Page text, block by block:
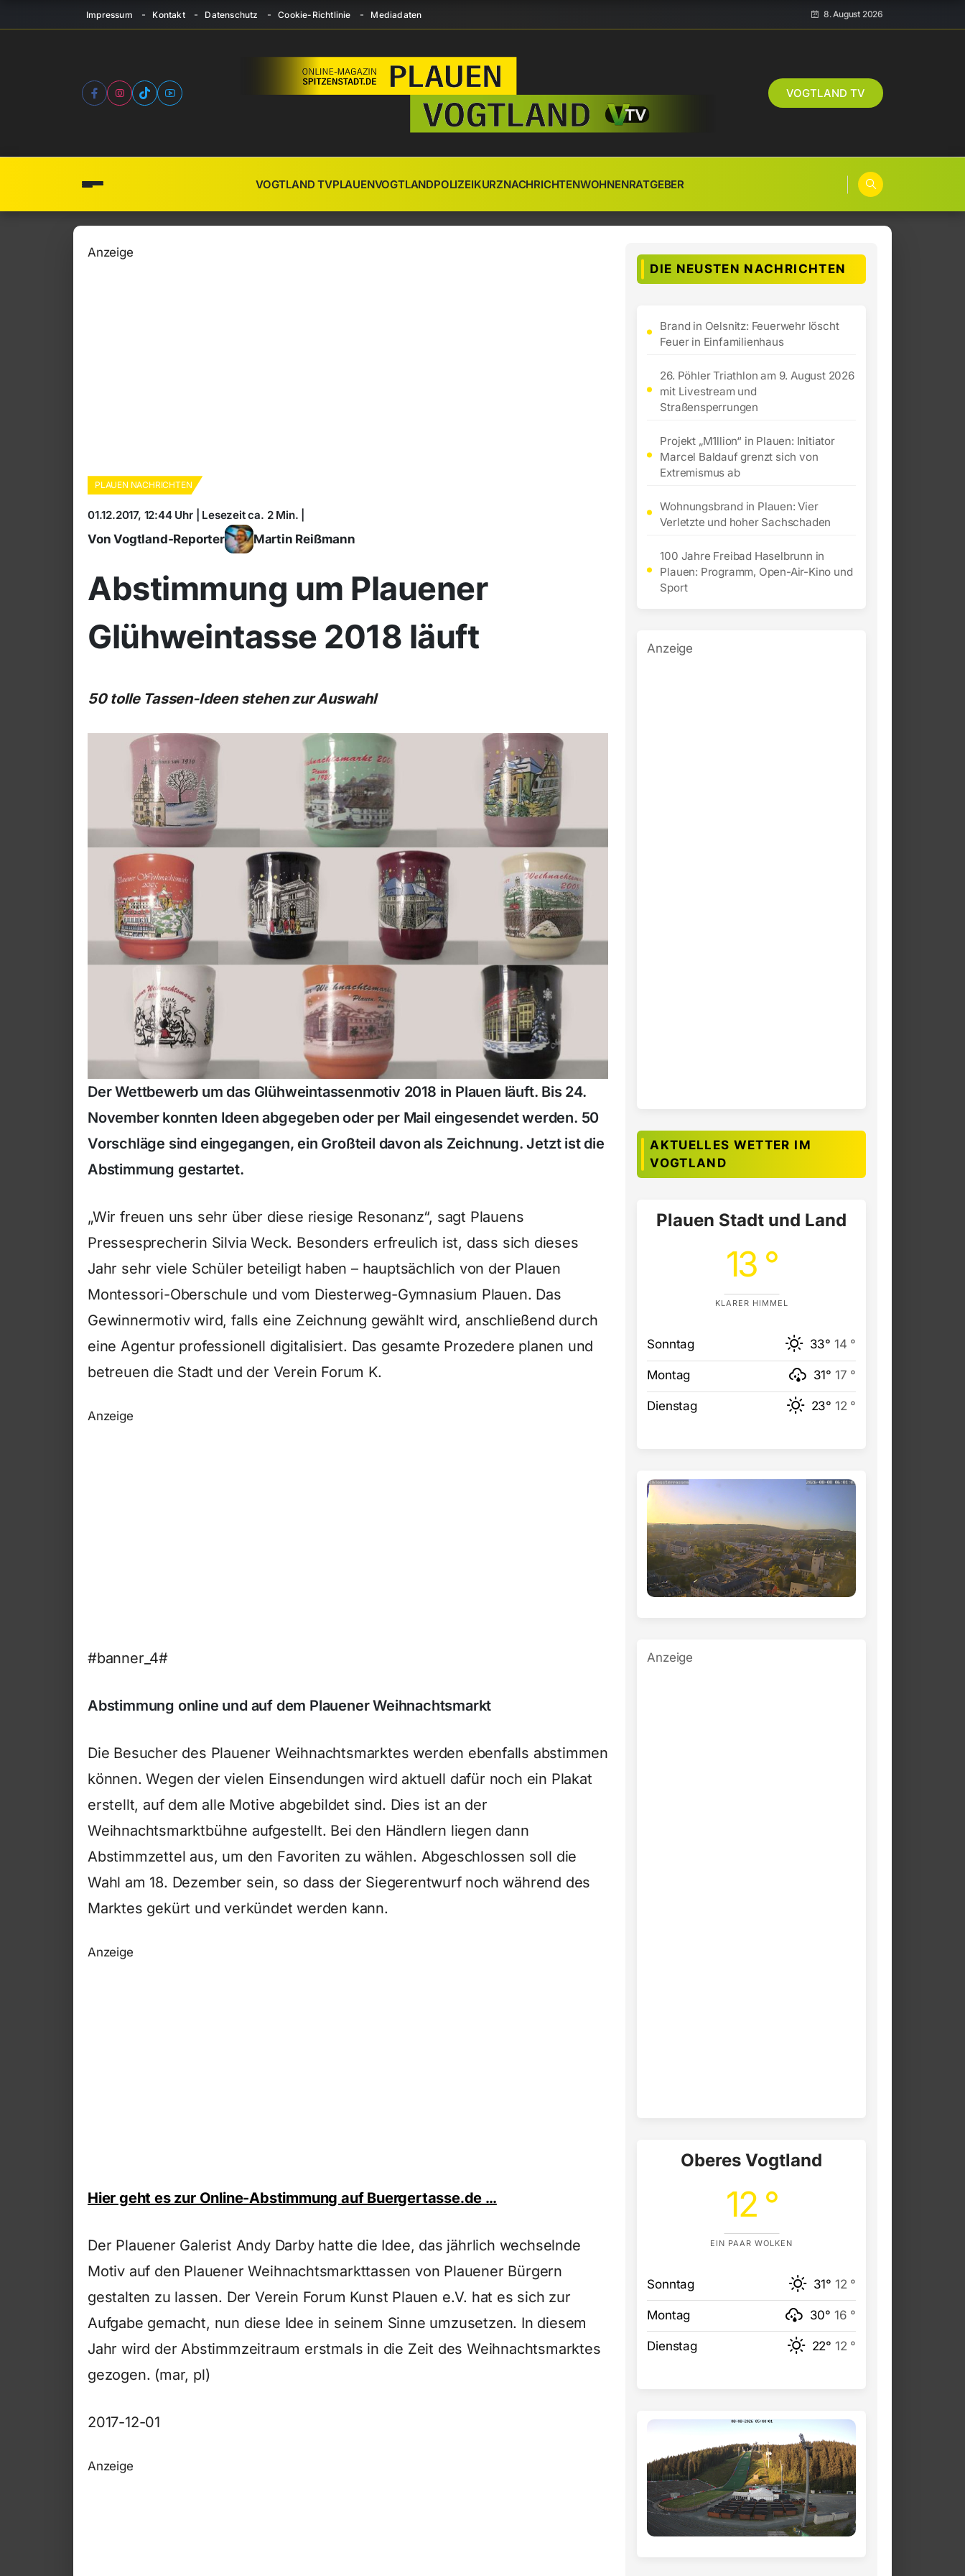
Impressum Kontakt Datenschutz Cookie-Richtlinie Mediadaten 8. August 2026
VOGTLAND TV
VOGTLAND TVPLAUENVOGTLANDPOLIZEIKURZNACHRICHTENWOHNENRATGEBER
Anzeige
PLAUEN NACHRICHTEN
01.12.2017, 12:44 Uhr | Lesezeit ca. 2 Min. |
Von Vogtland-Reporter Martin Reißmann
Abstimmung um Plauener
Glühweintasse 2018 läuft
50 tolle Tassen-Ideen stehen zur Auswahl
Der Wettbewerb um das Glühweintassenmotiv 2018 in Plauen läuft. Bis 24.
November konnten Ideen abgegeben oder per Mail eingesendet werden. 50
Vorschläge sind eingegangen, ein Großteil davon als Zeichnung. Jetzt ist die
Abstimmung gestartet.
„Wir freuen uns sehr über diese riesige Resonanz“, sagt Plauens
Pressesprecherin Silvia Weck. Besonders erfreulich ist, dass sich dieses
Jahr sehr viele Schüler beteiligt haben – hauptsächlich von der Plauen
Montessori-Oberschule und vom Diesterweg-Gymnasium Plauen. Das
Gewinnermotiv wird, falls eine Zeichnung gewählt wird, anschließend durch
eine Agentur professionell digitalisiert. Das gesamte Prozedere planen und
betreuen die Stadt und der Verein Forum K.
Anzeige
#banner_4#
Abstimmung online und auf dem Plauener Weihnachtsmarkt
Die Besucher des Plauener Weihnachtsmarktes werden ebenfalls abstimmen
können. Wegen der vielen Einsendungen wird aktuell dafür noch ein Plakat
erstellt, auf dem alle Motive abgebildet sind. Dies ist an der
Weihnachtsmarktbühne aufgestellt. Bei den Händlern liegen dann
Abstimmzettel aus, um den Favoriten zu wählen. Abgeschlossen soll die
Wahl am 18. Dezember sein, so dass der Siegerentwurf noch während des
Marktes gekürt und verkündet werden kann.
Anzeige
Hier geht es zur Online-Abstimmung auf Buergertasse.de …
Der Plauener Galerist Andy Darby hatte die Idee, das jährlich wechselnde
Motiv auf den Plauener Weihnachtsmarkttassen von Plauener Bürgern
gestalten zu lassen. Der Verein Forum Kunst Plauen e.V. hat es sich zur
Aufgabe gemacht, nun diese Idee in seinem Sinne umzusetzen. In diesem
Jahr wird der Abstimmzeitraum erstmals in die Zeit des Weihnachtsmarktes
gezogen. (mar, pl)
2017-12-01
Anzeige
DIE NEUSTEN NACHRICHTEN
Brand in Oelsnitz: Feuerwehr löscht
Feuer in Einfamilienhaus
26. Pöhler Triathlon am 9. August 2026
mit Livestream und
Straßensperrungen
Projekt „M1llion“ in Plauen: Initiator
Marcel Baldauf grenzt sich von
Extremismus ab
Wohnungsbrand in Plauen: Vier
Verletzte und hoher Sachschaden
100 Jahre Freibad Haselbrunn in
Plauen: Programm, Open-Air-Kino und
Sport
Anzeige
AKTUELLES WETTER IM
VOGTLAND
Plauen Stadt und Land
13 °
KLARER HIMMEL
Sonntag 33° 14 °
Montag 31° 17 °
Dienstag 23° 12 °
Anzeige
Oberes Vogtland
12 °
EIN PAAR WOLKEN
Sonntag 31° 12 °
Montag 30° 16 °
Dienstag 22° 12 °